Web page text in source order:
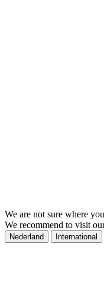
We are not sure where
We recommend to visit
Nederland International